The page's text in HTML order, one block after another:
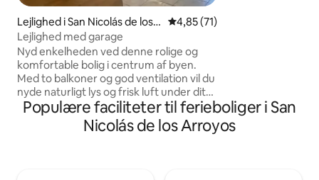
Lejlighed i San Nicolás de los
Arroyos
4,85 ud af 5 i gennemsnitlig
4,85 (71)
Lejlighed med garage
Nyd enkelheden ved denne rolige og
komfortable bolig i centrum af byen.
Med to balkoner og god ventilation vil du
nyde naturligt lys og frisk luft under dit
ophold. Den er bekvemt placeret
halvvejs mellem en blok og en halv blok
fra Carrefour supermarkedet og
Populære faciliteter til ferieboliger i San
Nicolás de los Arroyos